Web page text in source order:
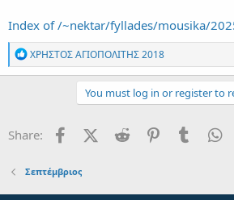
Index of /~nektar/fyllades/mousika/
R
e
a
o
n
:
ΧΡΗΣΤΟΣ ΑΓΙΟΠΟΛΙΤΗΣ 2018
You must log in or register to
Share: FacebookX (Twitter)
Reddit PinterestTumblr
Σεπτέμβριος